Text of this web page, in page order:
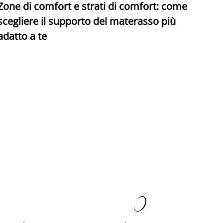
di comfort e strati di comfort: come
il supporto del materasso più
a te
